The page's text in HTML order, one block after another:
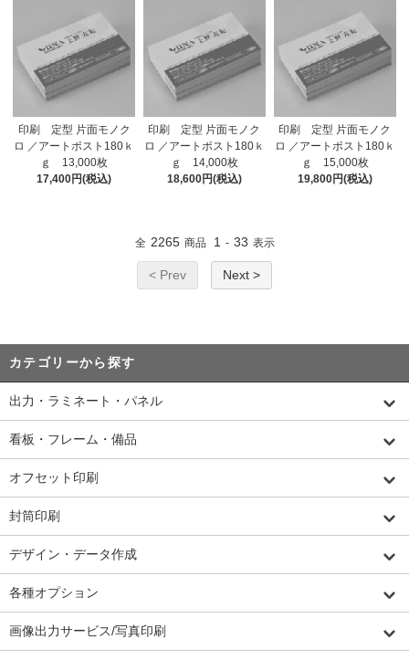
印刷 定型 片面モノク
ロ ／アートポスト180ｋ
ｇ 13,000枚
17,400円(税込)
印刷 定型 片面モノク
ロ ／アートポスト180ｋ
ｇ 14,000枚
18,600円(税込)
印刷 定型 片面モノク
ロ ／アートポスト180ｋ
ｇ 15,000枚
19,800円(税込)
全 2265 商品 1 - 33 表示
< Prev Next >
カテゴリーから探す
出力・ラミネート・パネル
看板・フレーム・備品
オフセット印刷
封筒印刷
デザイン・データ作成
各種オプション
画像出力サービス/写真印刷